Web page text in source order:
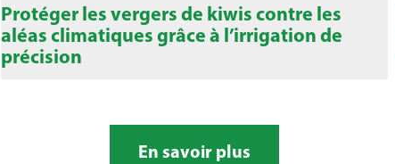
Protéger les vergers de kiwis contre les
aléas climatiques grâce à l’irrigation de
précision
En savoir plus